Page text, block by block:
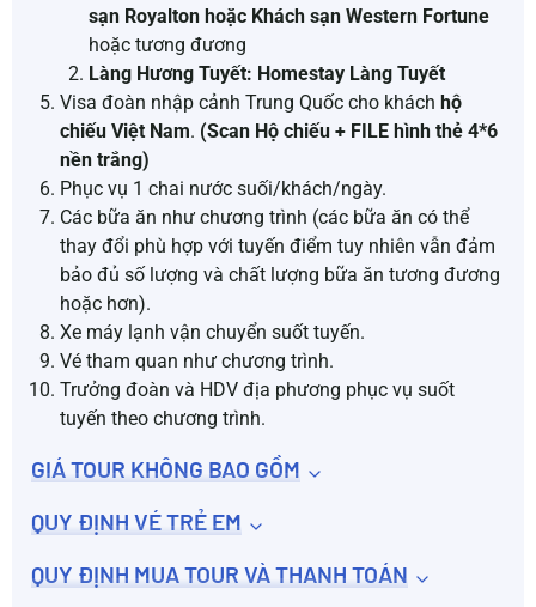
sạn Royalton hoặc Khách sạn Western Fortune
hoặc tương đương
Làng Hương Tuyết: Homestay Làng Tuyết
Visa đoàn nhập cảnh Trung Quốc cho kháchhộ
chiếu Việt Nam. (Scan Hộ chiếu + FILE hình thẻ 4*6
nền trắng)
Phục vụ 1 chai nước suối/khách/ngày.
Các bữa ăn như chương trình (các bữa ăn có thể
thay đổi phù hợp với tuyến điểm tuy nhiên vẫn đảm
bảo đủ số lượng và chất lượng bữa ăn tương đương
hoặc hơn).
Xe máy lạnh vận chuyển suốt tuyến.
Vé tham quan như chương trình.
Trưởng đoàn và HDV địa phương phục vụ suốt
tuyến theo chương trình.
GIÁ TOUR KHÔNG BAO GỒM
QUY ĐỊNH VÉ TRẺ EM
QUY ĐỊNH MUA TOUR VÀ THANH TOÁN